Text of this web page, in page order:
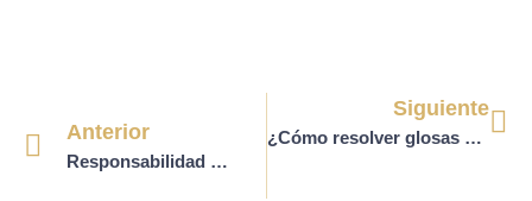
Anterior
Responsabilidad Médica en la Tubectomía Bilateral: Consentimiento Informado y Normativas Legales.
Siguiente
¿Cómo resolver glosas y devoluciones a través de la función jurisdiccional o de conciliación de la Supersalud?